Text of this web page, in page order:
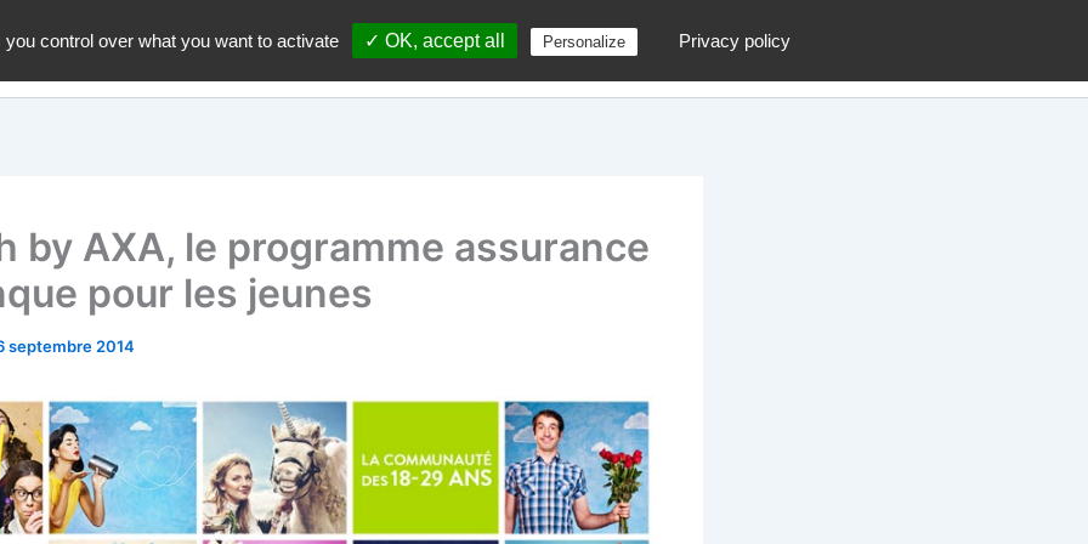
Accueil A propos du blog Contactez moi ! Archives
by AXA, le programme assurance
pour les jeunes
septembre 2014
control over what you want to activate ✓ OK, accept all Personalize Privacy policy